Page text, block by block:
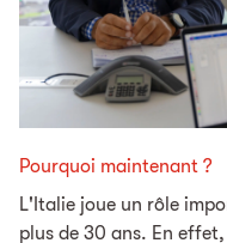
Pourquoi maintenant ?
L'Italie joue un rôle
plus de 30 ans. En